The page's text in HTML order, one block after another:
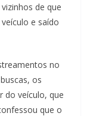
de que
e saído
no
os
do veículo, que
que o